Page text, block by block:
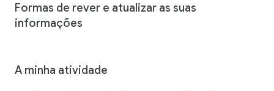
Formas de rever e atualizar as suas
informações
A minha atividade